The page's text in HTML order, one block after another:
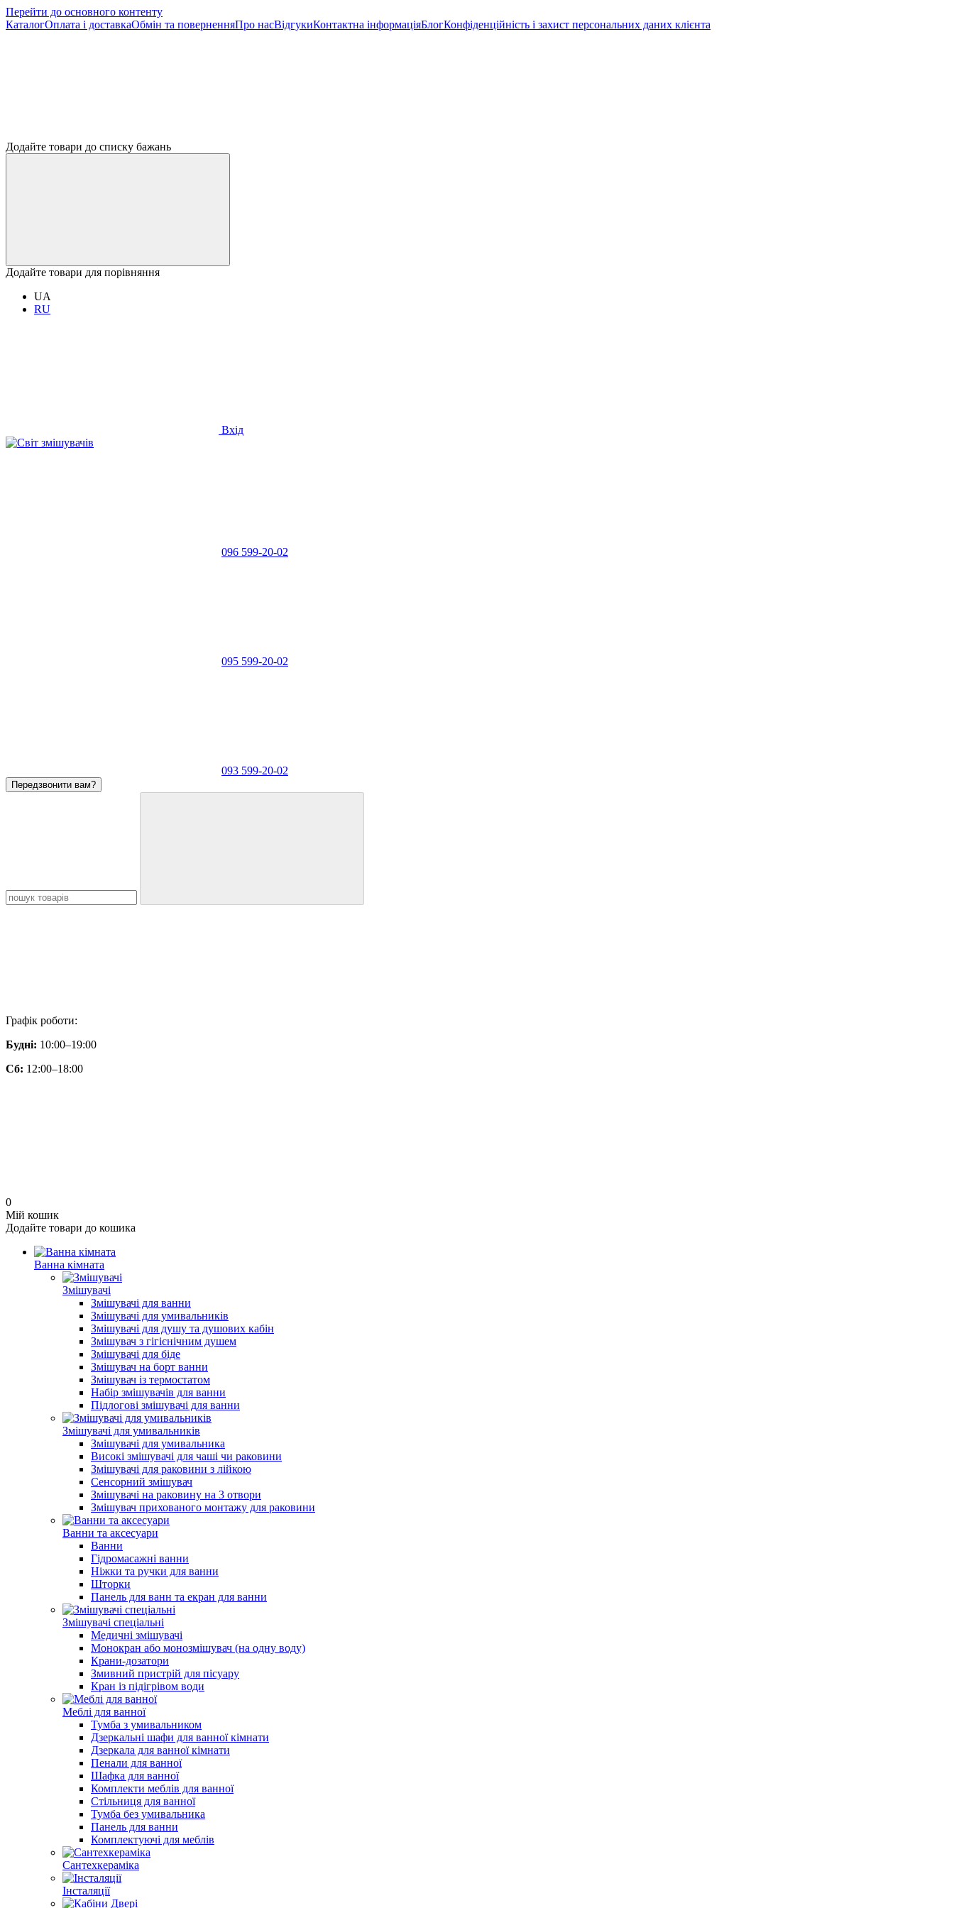
Перейти до основного контенту
КаталогОплата і доставкаОбмін та поверненняПро насВідгукиКонтактна інформаціяБлогКонфіденційність і захист персональних даних клієнта
Додайте товари до списку бажань
Додайте товари для порівняння
UA
RU
Вхід
096 599-20-02
095 599-20-02
093 599-20-02
Передзвонити вам?
Графік роботи:
Будні: 10:00–19:00
Сб: 12:00–18:00
0
Мій кошик
Додайте товари до кошика
Ванна кімната
Змішувачі
Змішувачі для ванни
Змішувачі для умивальників
Змішувачі для душу та душових кабін
Змішувач з гігієнічним душем
Змішувачі для біде
Змішувач на борт ванни
Змішувач із термостатом
Набір змішувачів для ванни
Підлогові змішувачі для ванни
Змішувачі для умивальників
Змішувачі для умивальника
Високі змішувачі для чаші чи раковини
Змішувачі для раковини з лійкою
Сенсорний змішувач
Змішувачі на раковину на 3 отвори
Змішувач прихованого монтажу для раковини
Ванни та аксесуари
Ванни
Гідромасажні ванни
Ніжки та ручки для ванни
Шторки
Панель для ванн та екран для ванни
Змішувачі спеціальні
Медичні змішувачі
Монокран або монозмішувач (на одну воду)
Крани-дозатори
Змивний пристрій для пісуару
Кран із підігрівом води
Меблі для ванної
Тумба з умивальником
Дзеркальні шафи для ванної кімнати
Дзеркала для ванної кімнати
Пенали для ванної
Шафка для ванної
Комплекти меблів для ванної
Стільниця для ванної
Тумба без умивальника
Панель для ванни
Комплектуючі для меблів
Сантехкераміка
Інсталяції